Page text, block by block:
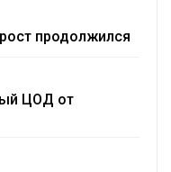
продолжился
ЦОД от